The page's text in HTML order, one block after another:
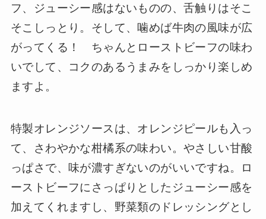
フ、ジューシー感はないものの、舌触りはそこ
そこしっとり。そして、噛めば牛肉の風味が広
がってくる！ ちゃんとローストビーフの味わ
いでして、コクのあるうまみをしっかり楽しめ
ますよ。
特製オレンジソースは、オレンジピールも入っ
て、さわやかな柑橘系の味わい。やさしい甘酸
っぱさで、味が濃すぎないのがいいですね。ロ
ーストビーフにさっぱりとしたジューシー感を
加えてくれますし、野菜類のドレッシングとし